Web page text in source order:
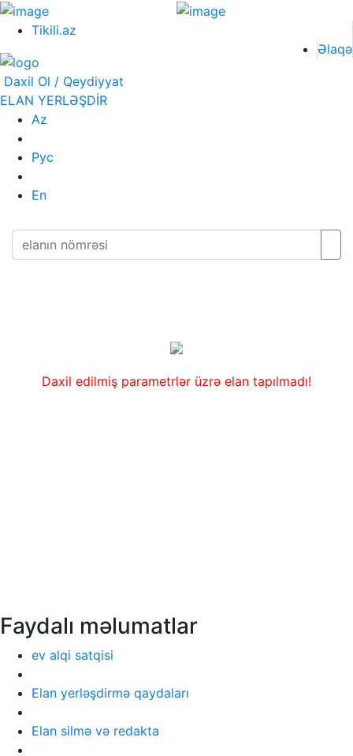
Tikili.az
Əlaqə
Daxil Ol / Qeydiyyat
ELAN YERLƏŞDİR
Az
Рус
En
Daxil edilmiş parametrlər üzrə elan tapılmadı!
Faydalı məlumatlar
ev alqi satqisi
Elan yerləşdirmə qaydaları
Elan silmə və redakta